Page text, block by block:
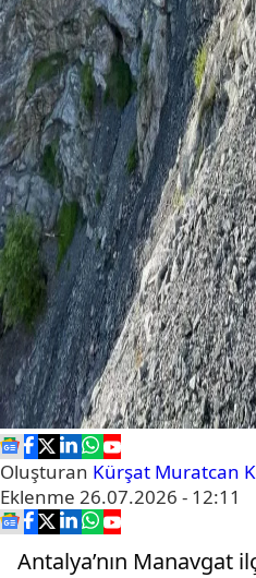
Oluşturan Kürşat Muratcan
Eklenme 26.07.2026 - 12:11
Antalya’nın Manavgat